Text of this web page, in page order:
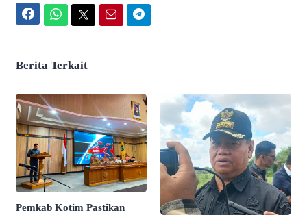
Berita Terkait
Pemkab Kotim Pastikan